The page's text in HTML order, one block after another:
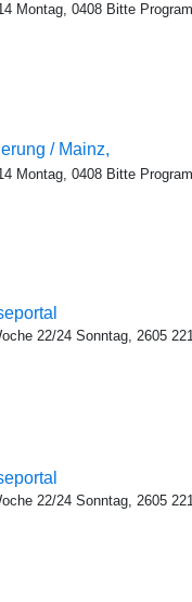
Montag, 0408 Bitte
/ Mainz,
Montag, 0408 Bitte
22/24 Sonntag, 2605
22/24 Sonntag, 2605